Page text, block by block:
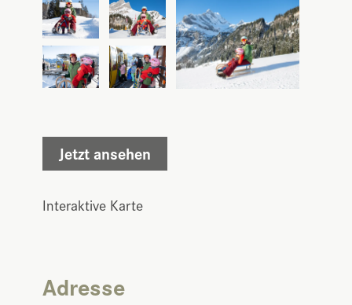
Jetzt ansehen
Interaktive Karte
Adresse